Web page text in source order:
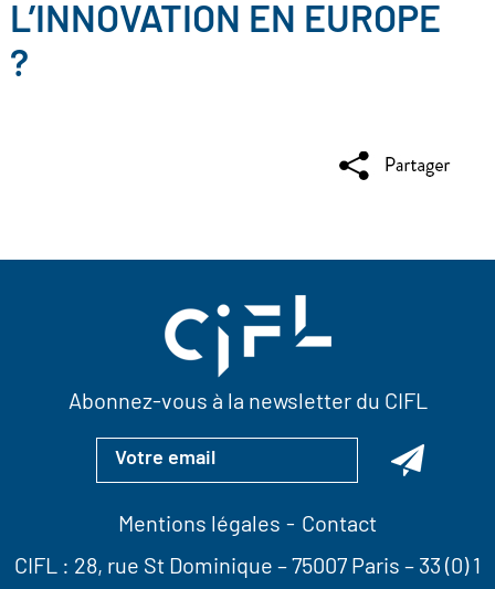
L’INNOVATION EN EUROPE
?
Abonnez-vous à la newsletter du CIFL
Mentions légales
Contact
CIFL : 28, rue St Dominique – 75007 Paris – 33 (0) 1